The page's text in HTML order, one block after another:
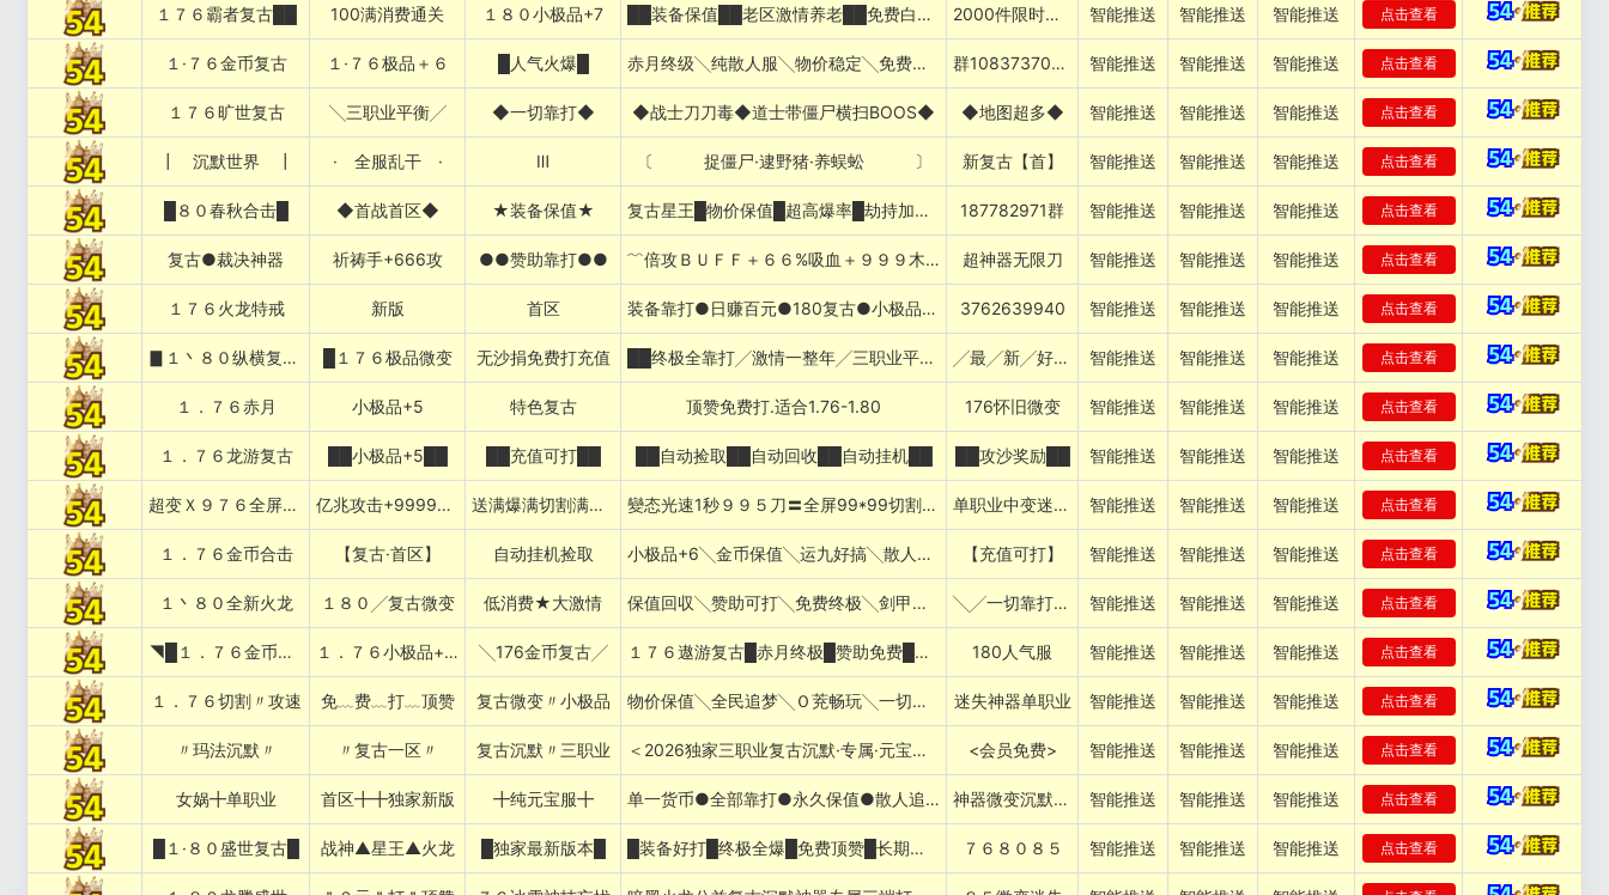
１７６霸者复古██ 100满消费通关 １８０小极品+7 ██装备保值██老区激情养老██免费白嫖██ 2000件限时首爆 智能推送 智能推送 智能推送 点击查看
１·７６金币复古 １·７６极品＋６ █人气火爆█ 赤月终级╲纯散人服╲物价稳定╲免费挂机 群1083737056 智能推送 智能推送 智能推送 点击查看
１７６旷世复古 ╲三职业平衡╱ ◆一切靠打◆ ◆战士刀刀毒◆道士带僵尸横扫BOOS◆ ◆地图超多◆ 智能推送 智能推送 智能推送 点击查看
┃ 沉默世界 ┃ · 全服乱干 · Ⅲ 〔 捉僵尸·逮野猪·养蜈蚣 〕 新复古【首】 智能推送 智能推送 智能推送 点击查看
█８０春秋合击█ ◆首战首区◆ ★装备保值★ 复古星王█物价保值█超高爆率█劫持加Q群 187782971群 智能推送 智能推送 智能推送 点击查看
复古●裁决神器 祈祷手+666攻 ●●赞助靠打●● ﹌倍攻ＢＵＦＦ＋６６%吸血＋９９９木剑 超神器无限刀 智能推送 智能推送 智能推送 点击查看
１７６火龙特戒 新版 首区 装备靠打●日赚百元●180复古●小极品+9 3762639940 智能推送 智能推送 智能推送 点击查看
▊１丶８０纵横复古▊ █１７６极品微变 无沙捐免费打充值 ██终极全靠打╱激情一整年╱三职业平衡██ ╱最╱新╱好╱玩╱版╱本 智能推送 智能推送 智能推送 点击查看
１．７６赤月 小极品+5 特色复古 顶赞免费打.适合1.76-1.80 176怀旧微变 智能推送 智能推送 智能推送 点击查看
１．７６龙游复古 ██小极品+5██ ██充值可打██ ██自动捡取██自动回收██自动挂机██ ██攻沙奖励██ 智能推送 智能推送 智能推送 点击查看
超变Ｘ９７６全屏乱炸神技 亿兆攻击+999999%吸血专属 送满爆满切割满吸暗黑神器 變态光速1秒９９５刀〓全屏99*99切割吸血８０Ｘ８５打金忘忧复古沉默 单职业中变迷失冰雪微变 智能推送 智能推送 智能推送 点击查看
１．７６金币合击 【复古·首区】 自动挂机捡取 小极品+6╲金币保值╲运九好搞╲散人养老╲ 【充值可打】 智能推送 智能推送 智能推送 点击查看
１丶８０全新火龙 １８０╱复古微变 低消费★大激情 保值回収╲赞助可打╲免费终极╲剑甲全爆 ╲╱一切靠打╲╱ 智能推送 智能推送 智能推送 点击查看
◥█１．７６金币复古 １．７６小极品+５██◤ ╲176金币复古╱ １７６遨游复古█赤月终极█赞助免费█特色技能█送自动捡物挂机 180人气服 智能推送 智能推送 智能推送 点击查看
１．７６切割〃攻速 免﹏费﹏打﹏顶赞 复古微变〃小极品 物价保值╲全民追梦╲Ｏ茺畅玩╲一切靠打 迷失神器单职业 智能推送 智能推送 智能推送 点击查看
〃玛法沉默〃 〃复古一区〃 复古沉默〃三职业 ＜2026独家三职业复古沉默·专属·元宝长期保值＞ <会员免费> 智能推送 智能推送 智能推送 点击查看
女娲╋单职业 首区╋╋独家新版 ╋纯元宝服╋ 单一货币●全部靠打●永久保值●散人追梦 神器微变沉默火龙 智能推送 智能推送 智能推送 点击查看
█１·８０盛世复古█ 战神▲星王▲火龙 █独家最新版本█ █装备好打█终极全爆█免费顶赞█长期耐玩█ ７６８０８５ 智能推送 智能推送 智能推送 点击查看